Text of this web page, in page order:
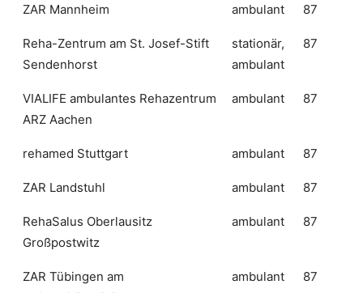
ZAR Mannheim ambulant 87
Reha-Zentrum am St. Josef-Stift
Sendenhorst
stationär,
ambulant
87
VIALIFE ambulantes Rehazentrum
ARZ Aachen
ambulant 87
rehamed Stuttgart ambulant 87
ZAR Landstuhl ambulant 87
RehaSalus Oberlausitz
Großpostwitz
ambulant 87
ZAR Tübingen am
ambulant 87